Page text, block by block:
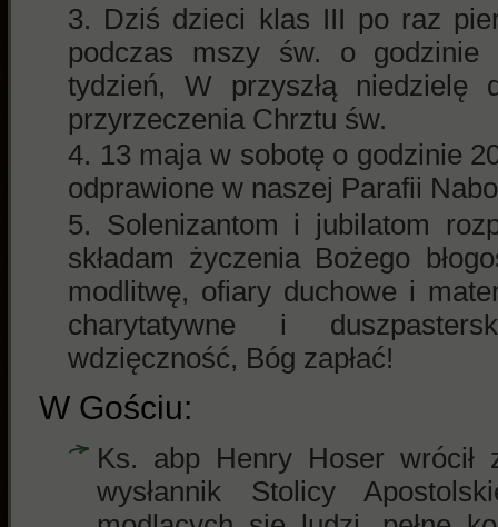
Dziś dzieci klas III po raz
podczas mszy św. o godzinie
tydzień, W przyszłą
przyrzeczenia Chrztu św.
13 maja w sobotę o godzinie
odprawione w naszej Parafii
Solenizantom i jubilatom
składam życzenia Bożego
modlitwę, ofiary duchowe i
charytatywne i
wdzięczność, Bóg zapłać!
W Gościu:
Ks. abp Henry Hoser wrócił
wysłannik Stolicy